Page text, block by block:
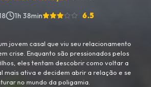
1h 38min 6.5
jovem casal que viu seu relacionamento
crise. Enquanto são pressionados pelos
eles tentam descobrir como voltar a
mais ativa e decidem abrir a relação e se
no mundo da poligamia.